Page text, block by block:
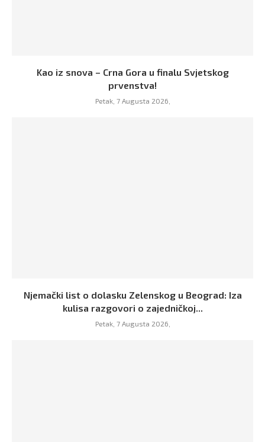
Kao iz snova – Crna Gora u finalu Svjetskog
prvenstva!
Petak, 7 Augusta 2026,
Njemački list o dolasku Zelenskog u Beograd: Iza
kulisa razgovori o zajedničkoj...
Petak, 7 Augusta 2026,